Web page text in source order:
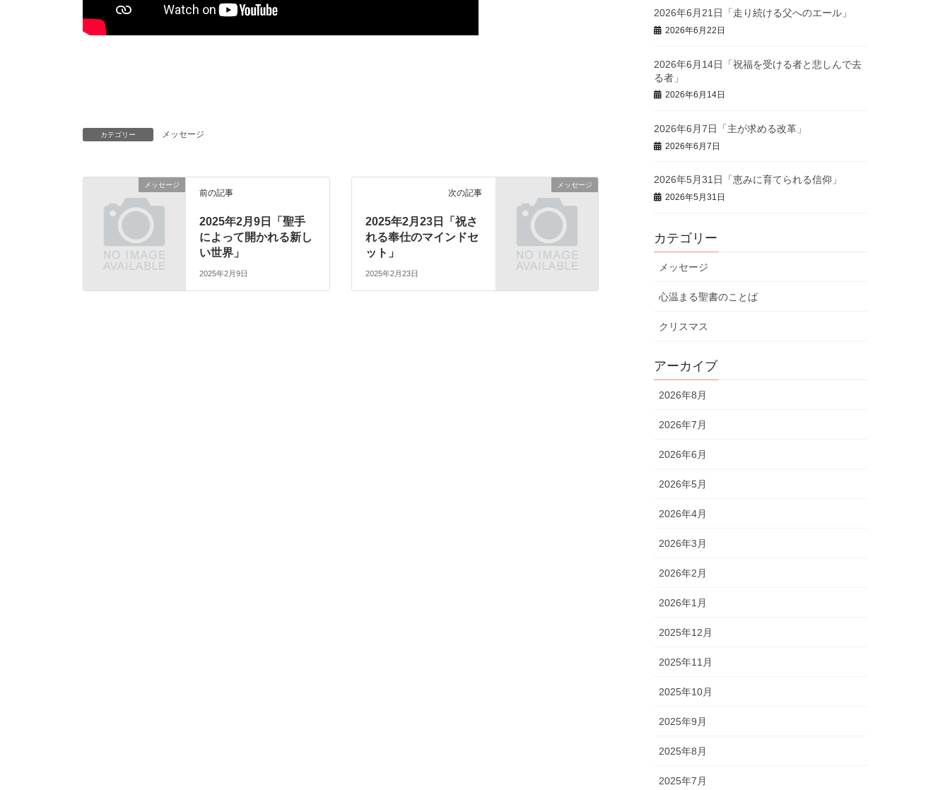
カテゴリー メッセージ
メッセージ
前の記事
2025年2月9日「聖手
によって開かれる新し
い世界」
2025年2月9日
メッセージ
次の記事
2025年2月23日「祝さ
れる奉仕のマインドセ
ット」
2025年2月23日
2026年6月21日「走り続ける父へのエール」
2026年6月22日
2026年6月14日「祝福を受ける者と悲しんで去
る者」
2026年6月14日
2026年6月7日「主が求める改革」
2026年6月7日
2026年5月31日「恵みに育てられる信仰」
2026年5月31日
カテゴリー
メッセージ
心温まる聖書のことば
クリスマス
アーカイブ
2026年8月
2026年7月
2026年6月
2026年5月
2026年4月
2026年3月
2026年2月
2026年1月
2025年12月
2025年11月
2025年10月
2025年9月
2025年8月
2025年7月